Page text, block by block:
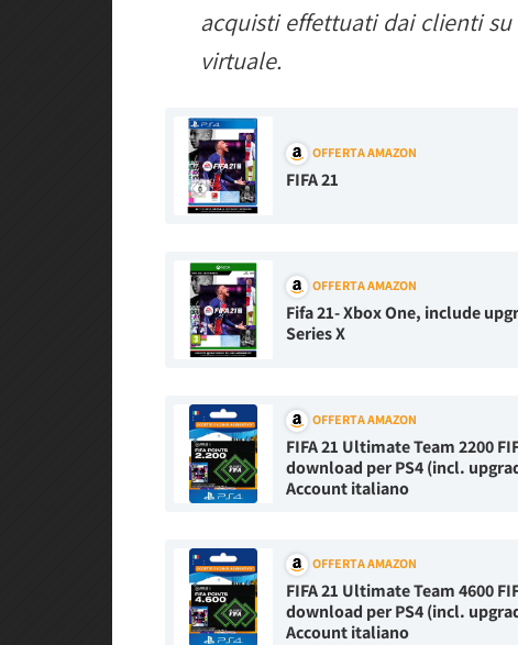
acquisti effettuati dai clienti
virtuale.
OFFERTA AMAZON
FIFA 21
OFFERTA AMAZON
Fifa 21- Xbox One, include
Series X
OFFERTA AMAZON
FIFA 21 Ultimate Team 2200
download per PS4 (incl.
Account italiano
OFFERTA AMAZON
FIFA 21 Ultimate Team 4600
download per PS4 (incl.
Account italiano